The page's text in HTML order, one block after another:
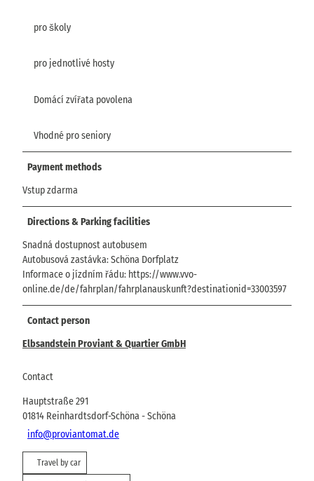
pro školy
pro jednotlivé hosty
Domácí zvířata povolena
Vhodné pro seniory
Payment methods
Vstup zdarma
Directions & Parking facilities
Snadná dostupnost autobusem
Autobusová zastávka: Schöna Dorfplatz
Informace o jízdním řádu: https://www.vvo-
online.de/de/fahrplan/fahrplanauskunft?destinationid=33003597
Contact person
Elbsandstein Proviant & Quartier GmbH
Contact
Hauptstraße 291
01814 Reinhardtsdorf-Schöna- Schöna
info@proviantomat.de
Travel by car